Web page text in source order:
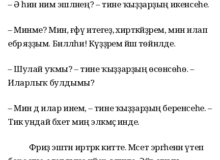
– Ә һин нимә эшләнең? – тине ҡыҙҙарҙың икенсеһе.
– Минме? Мин, ғәфү итегеҙ, әхирәткәйҙәрем, мин илап
ебәрә яҙҙым. Билләһи! Күҙҙәремә йәш төйнәлде.
– Шулай уҡмы? – тине ҡыҙҙарҙың өсөнсөһө. –
Иларлыҡ булдымы?
– Мин дә илар инем, – тине ҡыҙҙарҙың беренсеһе. –
Тик ундай бәхет миңә эләкмәҫ инде.
Фәриҙә эштән иртәрәк китте. Мәсет эргәһенән үтеп